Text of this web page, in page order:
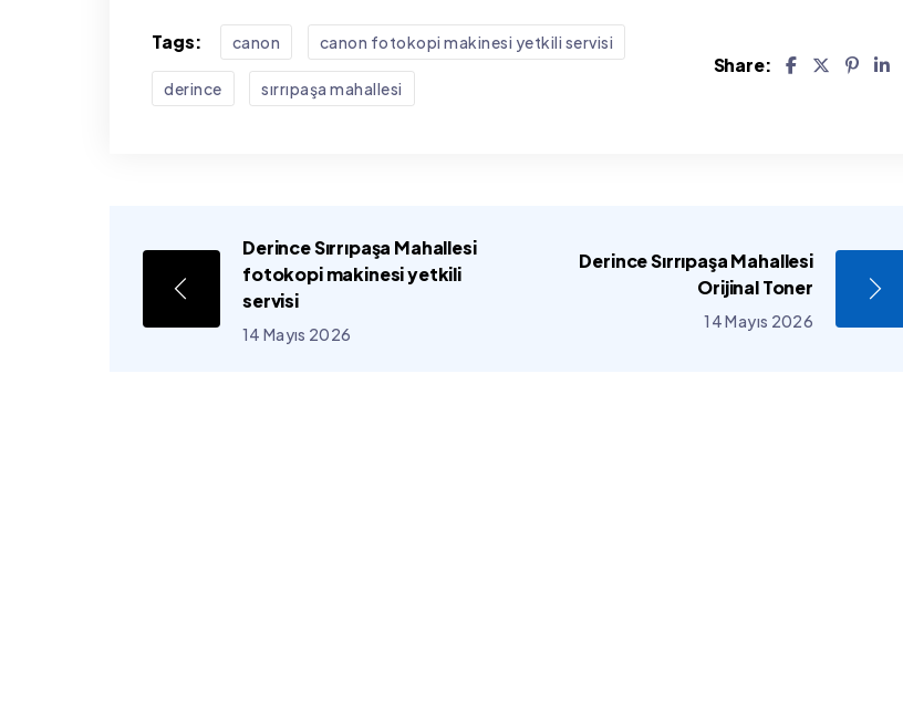
Tags: canon canon fotokopi makinesi yetkili servisi
derince sırrıpaşa mahallesi
Share:
Derince Sırrıpaşa Mahallesi
fotokopi makinesi yetkili
servisi
14 Mayıs 2026
Derince Sırrıpaşa Mahallesi
Orijinal Toner
14 Mayıs 2026